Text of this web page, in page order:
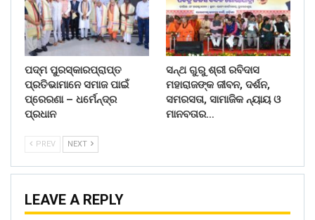
ପଦ୍ମ ପୁରସ୍କାରପ୍ରାପ୍ତ
ପ୍ରତିଭାମାନେ ସମାଜ ପାଇଁ
ପ୍ରେରଣା – ଧର୍ମେନ୍ଦ୍ର
ପ୍ରଧାନ
ସନ୍ଥ ଗୁରୁ ଶ୍ରୀ ରବିଦାସ
ମହାରାଜଙ୍କ ଜୀବନ, ଦର୍ଶନ,
ସମରସତା, ସାମାଜିକ ନ୍ୟାୟ ଓ
ମାନବତାର…
PREV NEXT
LEAVE A REPLY